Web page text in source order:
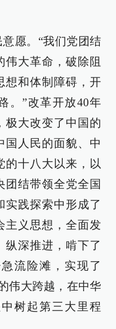
愿。“我们党团结
伟大革命，破除阻
想和体制障碍，开
。”改革开放40年
极大改变了中国的
国人民的面貌、中
的十八大以来，以
团结带领全党全国
实践探索中形成了
主义思想，全面发
纵深推进，啃下了
流险滩，实现了
伟大跨越，在中华
树起第三大里程